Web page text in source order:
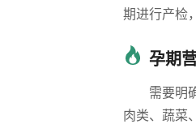
期进行产检
孕期
需要明
肉类、蔬菜